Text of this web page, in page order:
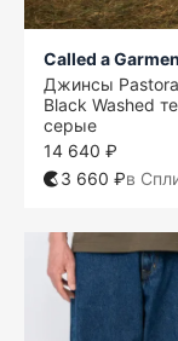
Called a
Джинсы
Black Washed
серые
14 640 ₽
3 660 ₽в